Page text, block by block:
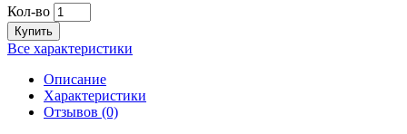
Кол-во
Купить
Все характеристики
Описание
Характеристики
Отзывов (0)